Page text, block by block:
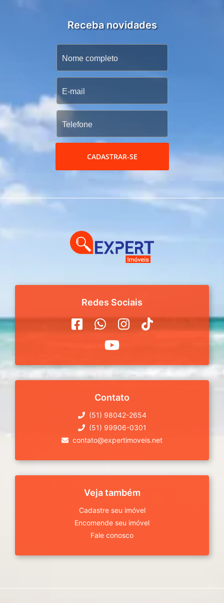
Receba novidades
CADASTRAR-SE
Redes Sociais
Contato
(51) 98042-2654
(51) 99906-0301
contato@expertimoveis.net
Veja também
Cadastre seu imóvel
Encomende seu imóvel
Fale conosco